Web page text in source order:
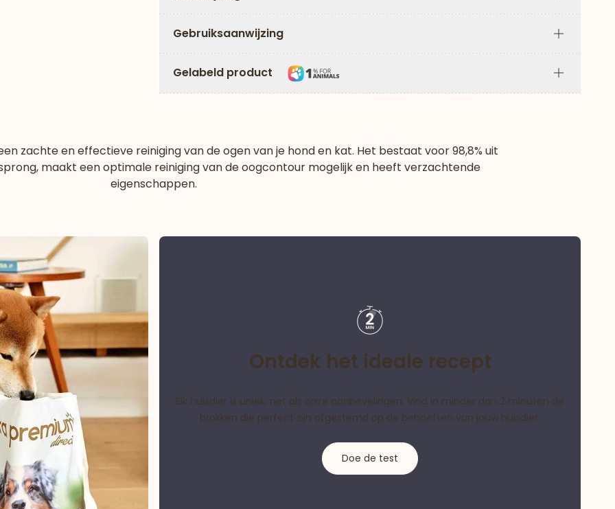
Plus
Gebruiksaanwijzing
Plus
Gelabeld product
zachte en effectieve reiniging van de ogen van je hond en kat. Het bestaat voor 98,8% uit
maakt een optimale reiniging van de oogcontour mogelijk en heeft verzachtende
eigenschappen.
Ontdek het ideale recept
Elk huisdier is uniek, net als onze aanbevelingen. Vind in minder dan 2 minuten de
brokken die perfect zijn afgestemd op de behoeften van jouw huisdier.
Doe de test